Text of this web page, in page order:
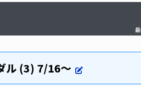
ル (3) 7/16～